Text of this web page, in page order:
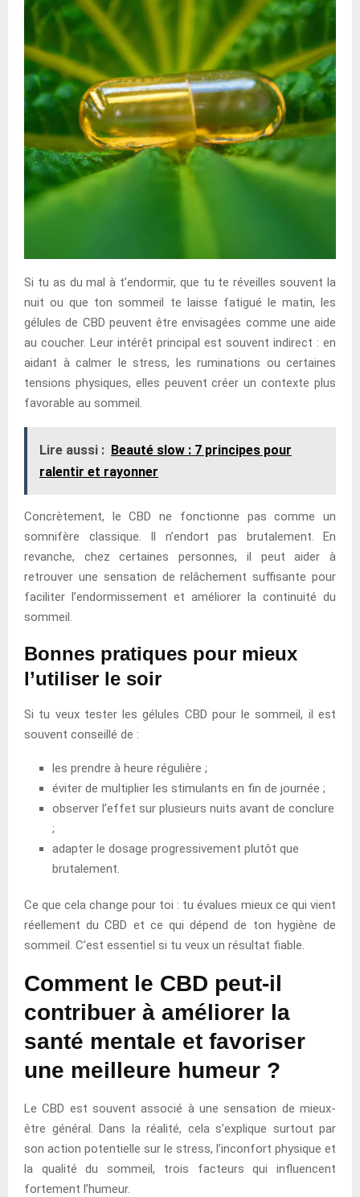
Si tu as du mal à t’endormir, que tu te réveilles souvent la
nuit ou que ton sommeil te laisse fatigué le matin, les
gélules de CBD peuvent être envisagées comme une aide
au coucher. Leur intérêt principal est souvent indirect : en
aidant à calmer le stress, les ruminations ou certaines
tensions physiques, elles peuvent créer un contexte plus
favorable au sommeil.
Lire aussi : Beauté slow : 7 principes pour
ralentir et rayonner
Concrètement, le CBD ne fonctionne pas comme un
somnifère classique. Il n’endort pas brutalement. En
revanche, chez certaines personnes, il peut aider à
retrouver une sensation de relâchement suffisante pour
faciliter l’endormissement et améliorer la continuité du
sommeil.
Bonnes pratiques pour mieux
l’utiliser le soir
Si tu veux tester les gélules CBD pour le sommeil, il est
souvent conseillé de :
les prendre à heure régulière ;
éviter de multiplier les stimulants en fin de journée ;
observer l’effet sur plusieurs nuits avant de conclure
;
adapter le dosage progressivement plutôt que
brutalement.
Ce que cela change pour toi : tu évalues mieux ce qui vient
réellement du CBD et ce qui dépend de ton hygiène de
sommeil. C’est essentiel si tu veux un résultat fiable.
Comment le CBD peut-il
contribuer à améliorer la
santé mentale et favoriser
une meilleure humeur ?
Le CBD est souvent associé à une sensation de mieux-
être général. Dans la réalité, cela s’explique surtout par
son action potentielle sur le stress, l’inconfort physique et
la qualité du sommeil, trois facteurs qui influencent
fortement l’humeur.